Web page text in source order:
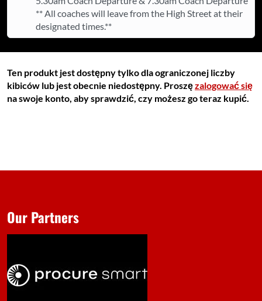
** All coaches will leave from the High Street at their
designated times.**
Ten produkt jest dostępny tylko dla ograniczonej liczby
kibiców lub jest obecnie niedostępny. Proszęzalogować się
na swoje konto, aby sprawdzić, czy możesz go teraz kupić.
Our Partners